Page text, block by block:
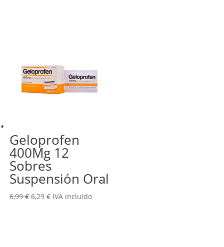
Geloprofen
400Mg 12
Sobres
Suspensión Oral
6,99€ El
6,29 €ElIVA incluido